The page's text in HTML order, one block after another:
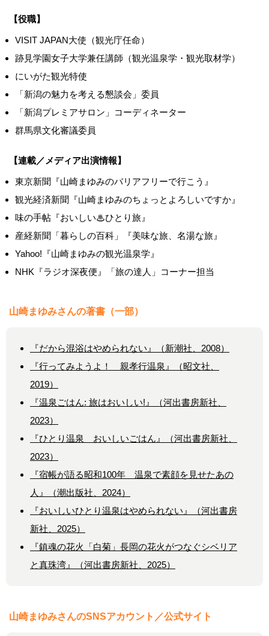
【役職】
VISIT JAPAN大使（観光庁任命）
跡見学園女子大学兼任講師（観光温泉学・観光取材学）
にいがた観光特使
「新潟の魅力を考える懇談会」委員
「新潟プレミアサロン」コーディネーター
群馬県文化審議委員
【連載／メディア出演情報】
東京新聞『山崎まゆみのバリアフリーで行こう』
観光経済新聞『山崎まゆみのちょっとよろしいですか』
味の手帖『おいしい♨ひとり旅』
産経新聞「暮らしの百科」『美味な旅、名湯な旅』
Yahoo!『山崎まゆみの観光温泉学』
NHK『ラジオ深夜便』「旅の達人」コーナー担当
山崎まゆみさんの著書（一部）
『だから混浴はやめられない』（新潮社、2008）
『行ってみようよ！ 親孝行温泉』（昭文社、
2019）
『温泉ごはん: 旅はおいしい!』（河出書房新社、
2023）
『ひとり温泉 おいしいごはん』（河出書房新社、
2023）
『宿帳が語る昭和100年 温泉で素顔を見せたあの
人』（潮出版社、2024）
『おいしいひとり温泉はやめられない』（河出書房
新社、2025）
『鎮魂の花火「白菊」長岡の花火がつなぐシベリア
と真珠湾』（河出書房新社、2025）
山崎まゆみさんのSNSアカウント／公式サイト